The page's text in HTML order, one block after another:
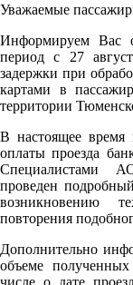
Уважаемые
Информируем Вас
период с 27
задержки при
картами в
территории
В настоящее время
оплаты проезда
Специалистами
проведен
возникновению
повторения
Дополнительно
объеме